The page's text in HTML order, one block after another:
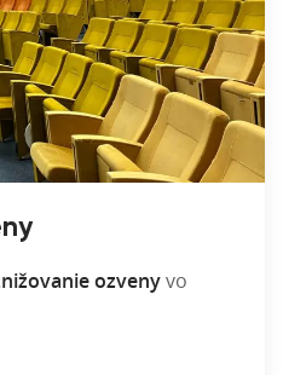
ozvenyvo